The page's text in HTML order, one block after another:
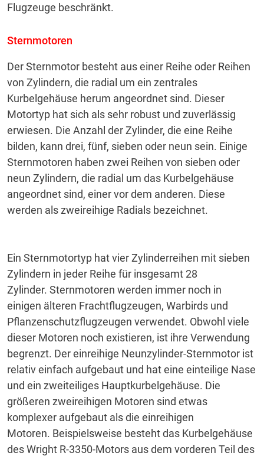
Flugzeuge beschränkt.
Sternmotoren
Der Sternmotor besteht aus einer Reihe oder Reihen
von Zylindern, die radial um ein zentrales
Kurbelgehäuse herum angeordnet sind. Dieser
Motortyp hat sich als sehr robust und zuverlässig
erwiesen. Die Anzahl der Zylinder, die eine Reihe
bilden, kann drei, fünf, sieben oder neun sein. Einige
Sternmotoren haben zwei Reihen von sieben oder
neun Zylindern, die radial um das Kurbelgehäuse
angeordnet sind, einer vor dem anderen. Diese
werden als zweireihige Radials bezeichnet.
Ein Sternmotortyp hat vier Zylinderreihen mit sieben
Zylindern in jeder Reihe für insgesamt 28
Zylinder. Sternmotoren werden immer noch in
einigen älteren Frachtflugzeugen, Warbirds und
Pflanzenschutzflugzeugen verwendet. Obwohl viele
dieser Motoren noch existieren, ist ihre Verwendung
begrenzt. Der einreihige Neunzylinder-Sternmotor ist
relativ einfach aufgebaut und hat eine einteilige Nase
und ein zweiteiliges Hauptkurbelgehäuse. Die
größeren zweireihigen Motoren sind etwas
komplexer aufgebaut als die einreihigen
Motoren. Beispielsweise besteht das Kurbelgehäuse
des Wright R-3350-Motors aus dem vorderen Teil des